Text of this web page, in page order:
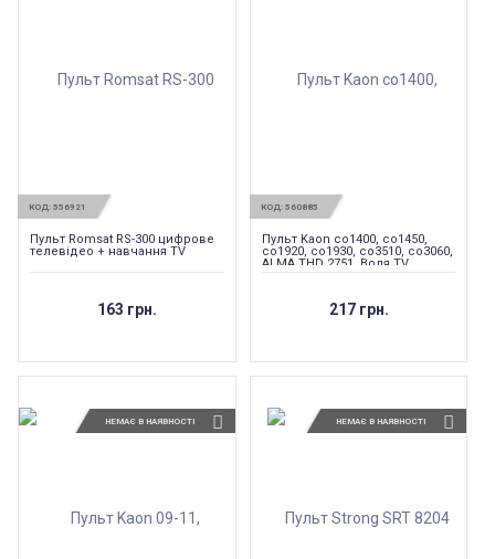
КОД: 556921
Пульт Romsat RS-300 цифрове
телевідео + навчання TV
163 грн.
КОД: 560885
Пульт Kaon co1400, co1450,
co1920, co1930, co3510, co3060,
ALMA THD 2751, Воля TV
217 грн.
НЕМАЄ В НАЯВНОСТІ НЕМАЄ В НАЯВНОСТІ